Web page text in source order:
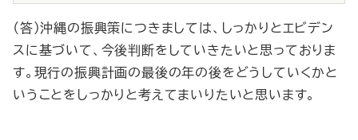
（答）沖縄の振興策につきましては、しっかりとエビデン
スに基づいて、今後判断をしていきたいと思っておりま
す。現行の振興計画の最後の年の後をどうしていくかと
いうことをしっかりと考えてまいりたいと思います。